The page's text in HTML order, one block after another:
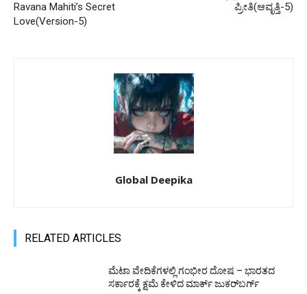
Ravana Mahiti’s Secret
Love(Version-5)
ಪ್ರೀತಿ(ಆವೃತ್ತಿ-5)
Global Deepika
RELATED ARTICLES
ಮೆಟಾ ವೇದಿಕೆಗಳಲ್ಲಿ ಗಂಭೀರ ದೋಷ – ಭಾರತದ
ಸರ್ಕಾರಕ್ಕೆ ಕ್ಷಮೆ ಕೇಳಿದ ಮಾರ್ಕ್ ಜುಕರ್‌ಬರ್ಗ್